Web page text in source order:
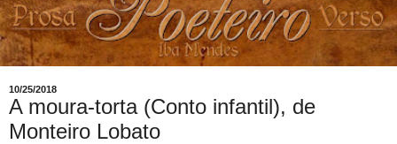
10/25/2018
A moura-torta (Conto infantil), de
Monteiro Lobato